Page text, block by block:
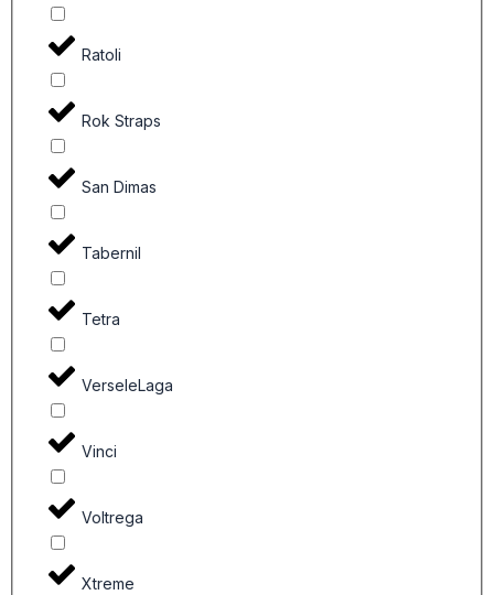
Ratoli
Rok Straps
San Dimas
Tabernil
Tetra
VerseleLaga
Vinci
Voltrega
Xtreme